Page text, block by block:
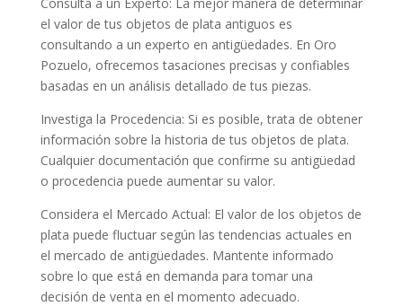
el valor de tus objetos de plata antiguos es
consultando a un experto en antigüedades. En Oro
Pozuelo, ofrecemos tasaciones precisas y confiables
basadas en un análisis detallado de tus piezas.
Investiga la Procedencia: Si es posible, trata de obtener
información sobre la historia de tus objetos de plata.
Cualquier documentación que confirme su antigüedad
o procedencia puede aumentar su valor.
Considera el Mercado Actual: El valor de los objetos de
plata puede fluctuar según las tendencias actuales en
el mercado de antigüedades. Mantente informado
sobre lo que está en demanda para tomar una
decisión de venta en el momento adecuado.